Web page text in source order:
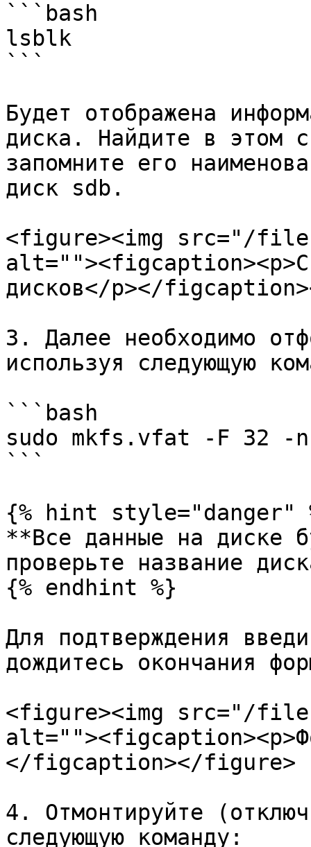
```bash
lsblk
```
Будет отображена
диска. Найдите в этом
запомните его
диск sdb.
<figure><img src="/files/
дисков</p></
3. Далее необходимо
используя следующую
```bash
sudo mkfs.vfat -F 32 -n
```
{% hint style="danger"
**Все данные на диске
проверьте название
{% endhint %}
Для подтверждения
дождитесь окончания
<figure><img src="/files/
</figcaption></figure>
4. Отмонтируйте
следующую команду: